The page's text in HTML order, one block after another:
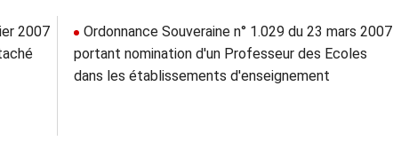
2007
Ordonnance Souveraine n° 1.029 du 23 mars 2007
portant nomination d'un Professeur des Ecoles
dans les établissements d'enseignement